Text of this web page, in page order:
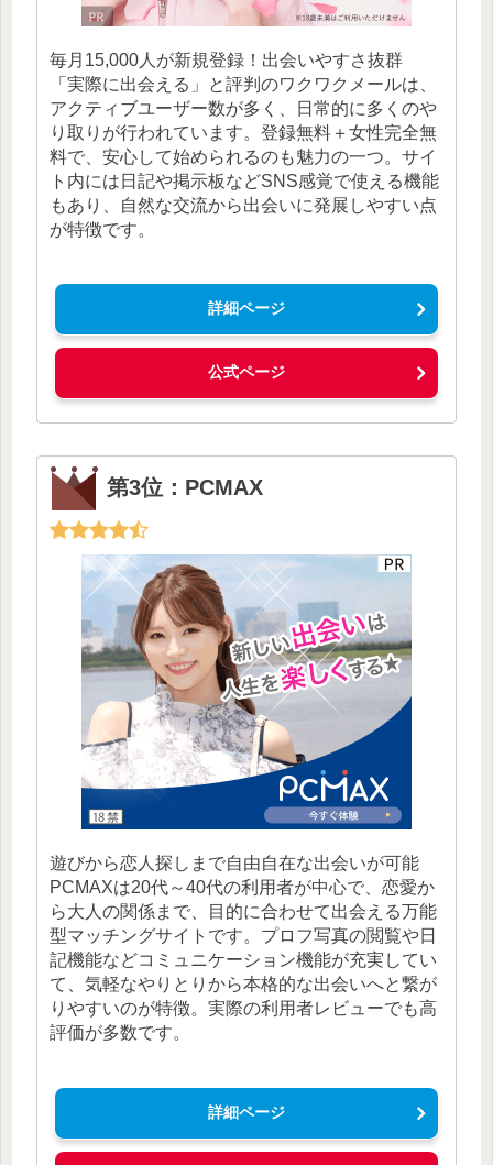
毎月15,000人が新規登録！出会いやすさ抜群
「実際に出会える」と評判のワクワクメールは、
アクティブユーザー数が多く、日常的に多くのや
り取りが行われています。登録無料＋女性完全無
料で、安心して始められるのも魅力の一つ。サイ
ト内には日記や掲示板などSNS感覚で使える機能
もあり、自然な交流から出会いに発展しやすい点
が特徴です。
詳細ページ
公式ページ
第3位：PCMAX
遊びから恋人探しまで自由自在な出会いが可能
PCMAXは20代～40代の利用者が中心で、恋愛か
ら大人の関係まで、目的に合わせて出会える万能
型マッチングサイトです。プロフ写真の閲覧や日
記機能などコミュニケーション機能が充実してい
て、気軽なやりとりから本格的な出会いへと繋が
りやすいのが特徴。実際の利用者レビューでも高
評価が多数です。
詳細ページ